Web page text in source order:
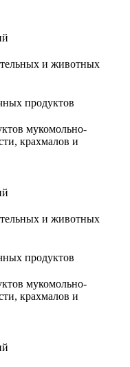
и животных
продуктов
мукомольно-
крахмалов и
и животных
продуктов
мукомольно-
крахмалов и